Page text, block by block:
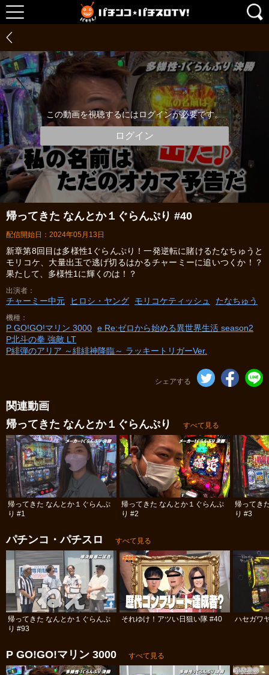
この動画を視聴するにはログインが必要です。
ログイン
帰ってきた なんとか１ぐらんぷり #40
配信開始日：2024年05月13日
新章第8回目は多様性1ぐらんぷり！一発逆転に賭けるたなちゅうと
モリコケ、大量出玉で逃げ切るはかるチャーミーに追いつくか！？
果たして、多様性1に輝くのは！？
出演者
チャーミー中元 ヒロシ・ヤング モリコケティッシュ たなちゅう
機種
P GO!GO!マリン 3000 e Re:ゼロから始める異世界生活 season2
P北斗の拳 強敵 LT
P緋弾のアリア ～緋緋神降臨～ ラッキートリガーVer.
シェアする
関連動画
帰ってきた なんとか１ぐらんぷり
すべて見る
帰ってきた なんとか１ぐらんぷ
り #1
帰ってきた なんとか１ぐらんぷ
り #2
帰ってき
り #3
パチンコ・パチスロ すべて見る
帰ってきた なんとか１ぐらんぷ
り #93
それゆけ！アツい日狙い隊 #40 ハセガワ
P GO!GO!マリン 3000 すべて見る